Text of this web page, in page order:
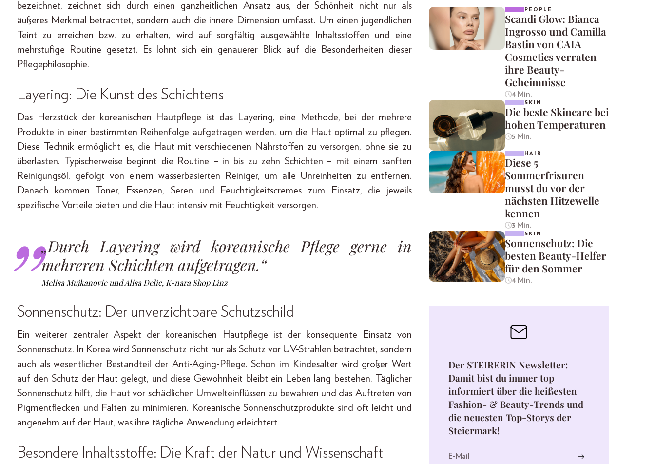
bezeichnet, zeichnet sich durch einen ganzheitlichen Ansatz aus, der Schönheit nicht nur als
äußeres Merkmal betrachtet, sondern auch die innere Dimension umfasst. Um einen jugendlichen
Teint zu erreichen bzw. zu erhalten, wird auf sorgfältig ausgewählte Inhaltsstoffen und eine
mehrstufige Routine gesetzt. Es lohnt sich ein genauerer Blick auf die Besonderheiten dieser
Pflegephilosophie.
Layering: Die Kunst des Schichtens
Das Herzstück der koreanischen Hautpflege ist das Layering, eine Methode, bei der mehrere
Produkte in einer bestimmten Reihenfolge aufgetragen werden, um die Haut optimal zu pflegen.
Diese Technik ermöglicht es, die Haut mit verschiedenen Nährstoffen zu versorgen, ohne sie zu
überlasten. Typischerweise beginnt die Routine – in bis zu zehn Schichten – mit einem sanften
Reinigungsöl, gefolgt von einem wasserbasierten Reiniger, um alle Unreinheiten zu entfernen.
Danach kommen Toner, Essenzen, Seren und Feuchtigkeitscremes zum Einsatz, die jeweils
spezifische Vorteile bieten und die Haut intensiv mit Feuchtigkeit versorgen.
„Durch Layering wird koreanische Pflege gerne in
mehreren Schichten aufgetragen.“
Melisa Mujkanovic und Alisa Delic, K-nara Shop Linz
Sonnenschutz: Der unverzichtbare Schutzschild
Ein weiterer zentraler Aspekt der koreanischen Hautpflege ist der konsequente Einsatz von
Sonnenschutz. In Korea wird Sonnenschutz nicht nur als Schutz vor UV-Strahlen betrachtet, sondern
auch als wesentlicher Bestandteil der Anti-Aging-Pflege. Schon im Kindesalter wird großer Wert
auf den Schutz der Haut gelegt, und diese Gewohnheit bleibt ein Leben lang bestehen. Täglicher
Sonnenschutz hilft, die Haut vor schädlichen Umwelteinflüssen zu bewahren und das Auftreten von
Pigmentflecken und Falten zu minimieren. Koreanische Sonnenschutzprodukte sind oft leicht und
angenehm auf der Haut, was ihre tägliche Anwendung erleichtert.
Besondere Inhaltsstoffe: Die Kraft der Natur und Wissenschaft
PEOPLE
Scandi Glow: Bianca
Ingrosso und Camilla
Bastin von CAIA
Cosmetics verraten
ihre Beauty-
Geheimnisse
4 Min.
SKIN
Die beste Skincare bei
hohen Temperaturen
5 Min.
HAIR
Diese 5
Sommerfrisuren
musst du vor der
nächsten Hitzewelle
kennen
3 Min.
SKIN
Sonnenschutz: Die
besten Beauty-Helfer
für den Sommer
4 Min.
Der STEIRERIN Newsletter:
Damit bist du immer top
informiert über die heißesten
Fashion- & Beauty-Trends und
die neuesten Top-Storys der
Steiermark!